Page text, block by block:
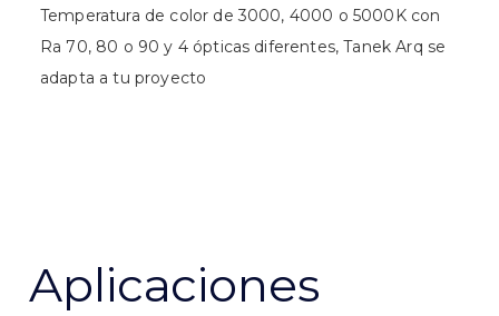
Temperatura de color de 3000, 4000 o 5000K con
Ra 70, 80 o 90 y 4 ópticas diferentes, Tanek Arq se
adapta a tu proyecto
Aplicaciones